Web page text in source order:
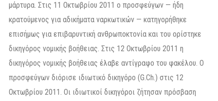
μάρτυρα. Στις 11 Οκτωβρίου 2011 ο προσφεύγων — ήδη
κρατούμενος για αδικήματα ναρκωτικών — κατηγορήθηκε
επισήμως για επιβαρυντική ανθρωποκτονία και του ορίστηκε
δικηγόρος νομικής βοήθειας. Στις 12 Οκτωβρίου 2011 η
δικηγόρος νομικής βοήθειας έλαβε αντίγραφο του φακέλου. Ο
προσφεύγων διόρισε ιδιωτικό δικηγόρο (G.Ch.) στις 12
Οκτωβρίου 2011. Οι ιδιωτικοί δικηγόροι ζήτησαν πρόσβαση